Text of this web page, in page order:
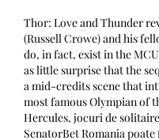
Thor: Love and Thunder
(Russell Crowe) and his
do, in fact, exist in the
as little surprise that the
a mid-credits scene that
most famous Olympian of
Hercules, jocuri de
SenatorBet Romania